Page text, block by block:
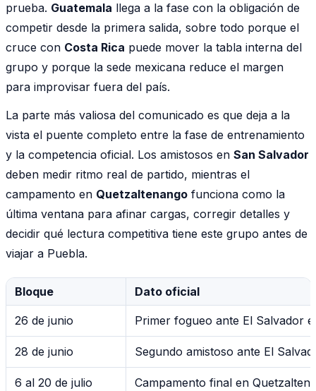
prueba. Guatemala llega a la fase con la obligación de
competir desde la primera salida, sobre todo porque el
cruce con Costa Rica puede mover la tabla interna del
grupo y porque la sede mexicana reduce el margen
para improvisar fuera del país.
La parte más valiosa del comunicado es que deja a la
vista el puente completo entre la fase de entrenamiento
y la competencia oficial. Los amistosos en San Salvador
deben medir ritmo real de partido, mientras el
campamento en Quetzaltenango funciona como la
última ventana para afinar cargas, corregir detalles y
decidir qué lectura competitiva tiene este grupo antes de
viajar a Puebla.
Bloque Dato oficial
26 de junio Primer fogueo ante El Salvador
28 de junio Segundo amistoso ante El
6 al 20 de julio Campamento final en